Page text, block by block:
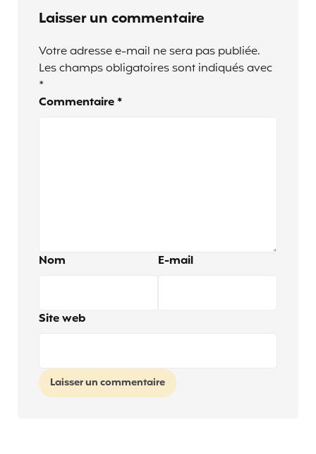
Laisser un commentaire
Votre adresse e-mail ne sera pas publiée.
Les champs obligatoires sont indiqués avec
*
Commentaire *
Nom E-mail
Site web